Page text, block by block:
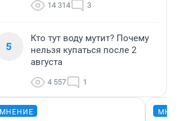
14 314 3
5
Кто тут воду мутит? Почему
нельзя купаться после 2
августа
4 557 1
МНЕНИЕ